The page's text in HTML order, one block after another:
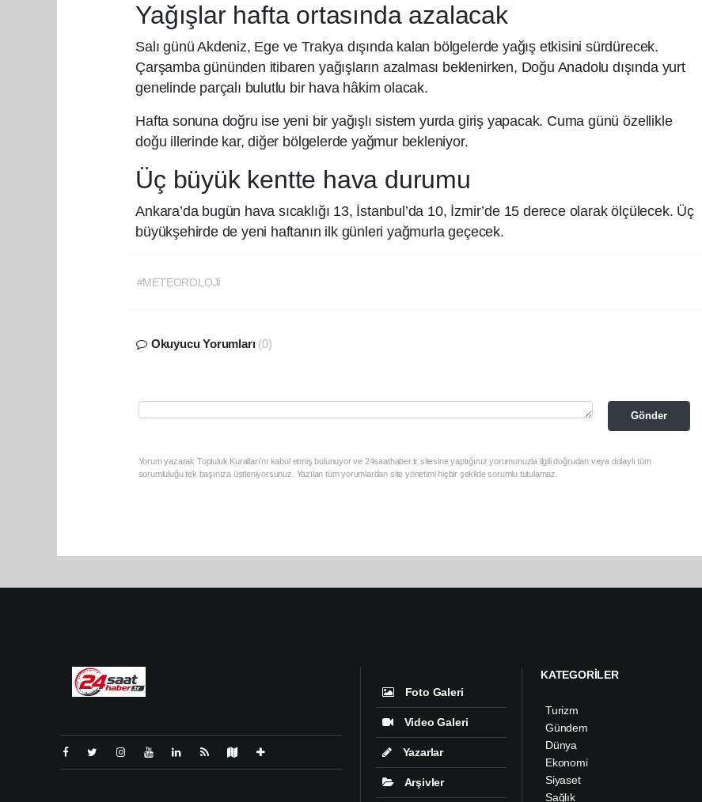
Yağışlar hafta ortasında azalacak
Salı günü Akdeniz, Ege ve Trakya dışında kalan bölgelerde yağış etkisini sürdürecek.
Çarşamba gününden itibaren yağışların azalması beklenirken, Doğu Anadolu dışında yurt
genelinde parçalı bulutlu bir hava hâkim olacak.
Hafta sonuna doğru ise yeni bir yağışlı sistem yurda giriş yapacak. Cuma günü özellikle
doğu illerinde kar, diğer bölgelerde yağmur bekleniyor.
Üç büyük kentte hava durumu
Ankara’da bugün hava sıcaklığı 13, İstanbul’da 10, İzmir’de 15 derece olarak ölçülecek. Üç
büyükşehirde de yeni haftanın ilk günleri yağmurla geçecek.
#METEOROLOJİ
Okuyucu Yorumları (0)
Gönder
Yorum yazarak Topluluk Kuralları’nı kabul etmiş bulunuyor ve 24saathaber.tr sitesine yaptığınız yorumunuzla ilgili doğrudan veya dolaylı tüm
sorumluluğu tek başınıza üstleniyorsunuz. Yazılan tüm yorumlardan site yönetimi hiçbir şekilde sorumlu tutulamaz.
Foto Galeri
Video Galeri
Yazarlar
Arşivler
KATEGORİLER
Turizm
Gündem
Dünya
Ekonomi
Siyaset
Sağlık